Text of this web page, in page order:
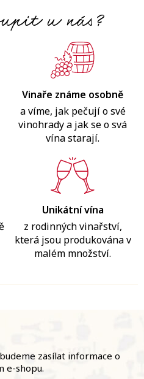
u nás?
Vinaře známe osobně
a víme, jak pečují o své
vinohrady a jak se o svá
vína starají.
Unikátní vína
z rodinných vinařství,
která jsou produkována v
malém množství.
zasílat informace o
e-shopu.